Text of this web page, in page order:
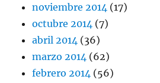
noviembre 2014 (17)
octubre 2014 (7)
abril 2014 (36)
marzo 2014 (62)
febrero 2014 (56)